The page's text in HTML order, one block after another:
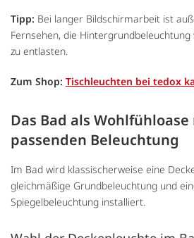
Tipp: Bei langer Bildschirmarbeit ist
Fernsehen, die
zu entlasten.
Zum Shop: Tischleuchten bei tedox
Das Bad als
passenden Beleuchtung
Im Bad wird klassischerweise eine
gleichmäßige Grundbeleuchtung und
Spiegelbeleuchtung installiert.